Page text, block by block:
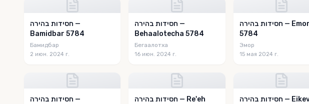
חסידות בהירה —
Bamidbar 5784
Бамидбар
2 июн. 2024 г.
חסידות בהירה —
Behaalotecha 5784
Бегаалотха
16 июн. 2024 г.
חסידות בהירה — Emor
5784
Эмор
15 мая 2024 г.
חסידות בהירה —
חסידות בהירה — Re'eh
חסידות בהירה — Eikev